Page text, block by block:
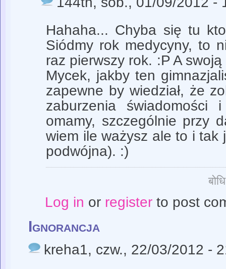
Hahaha... Chyba się tu
Siódmy rok medycyny, to
raz pierwszy rok. :P A
Mycek, jakby ten
zapewne by wiedział, że
zaburzenia
omamy, szczególnie przy
wiem ile ważysz ale to i tak
podwójna). :)
Log in or registerto post
Ignorancja
kreha1, czw., 22/03/2012 -